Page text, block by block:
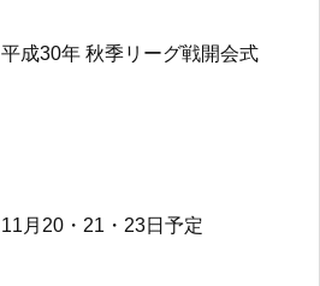
平成30年 秋季リーグ戦開会式
11月20・21・23日予定